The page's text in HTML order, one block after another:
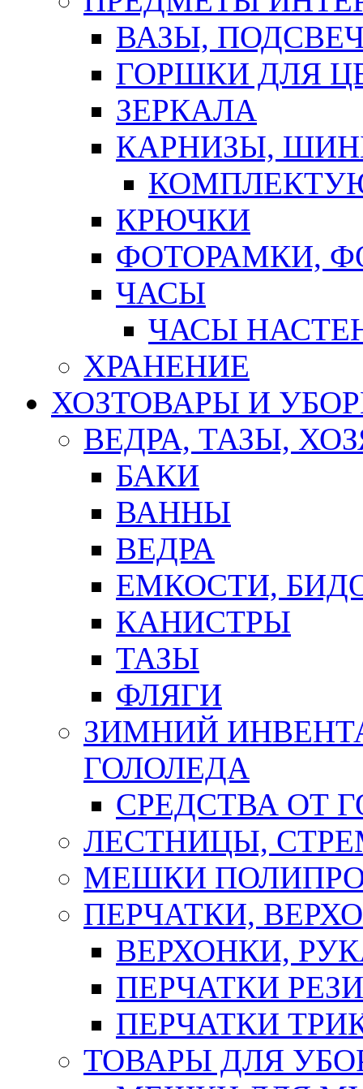
ВАЗЫ,
ГОРШКИ ДЛЯ
ЗЕРКАЛА
КАРНИЗЫ,
КРЮЧКИ
ФОТОРАМКИ,
ЧАСЫ
ЧАСЫ
ХРАНЕНИЕ
ХОЗТОВАРЫ И
ВЕДРА, ТАЗЫ,
БАКИ
ВАННЫ
ВЕДРА
ЕМКОСТИ,
КАНИСТРЫ
ТАЗЫ
ФЛЯГИ
ЗИМНИЙ
ГОЛОЛЕДА
СРЕДСТВА ОТ
ЛЕСТНИЦЫ,
МЕШКИ
ПЕРЧАТКИ,
ВЕРХОНКИ,
ПЕРЧАТКИ
ПЕРЧАТКИ
ТОВАРЫ ДЛЯ